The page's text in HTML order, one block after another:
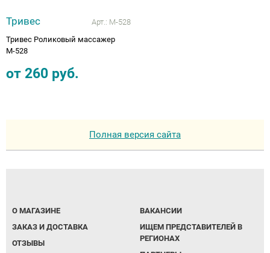
Тривес Арт.: М-528
Тривес Роликовый массажер
М-528
от 260 руб.
Полная версия сайта
О МАГАЗИНЕ
ЗАКАЗ И ДОСТАВКА
ОТЗЫВЫ
ВАКАНСИИ
ИЩЕМ ПРЕДСТАВИТЕЛЕЙ В
РЕГИОНАХ